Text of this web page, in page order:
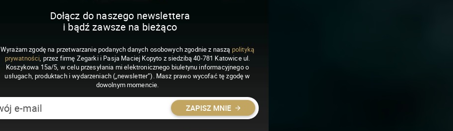
Dołącz do naszego newslettera
i bądź zawsze na bieżąco
Wyrażam zgodę na przetwarzanie podanych danych osobowych zgodnie z naszą polityką
prywatności, przez firmę Zegarki i Pasja Maciej Kopyto z siedzibą 40-781 Katowice ul.
Koszykowa 15a/5, w celu przesyłania mi elektronicznego biuletynu informacyjnego o
usługach, produktach i wydarzeniach („newsletter”). Masz prawo wycofać tę zgodę w
dowolnym momencie.
ZAPISZ MNIE